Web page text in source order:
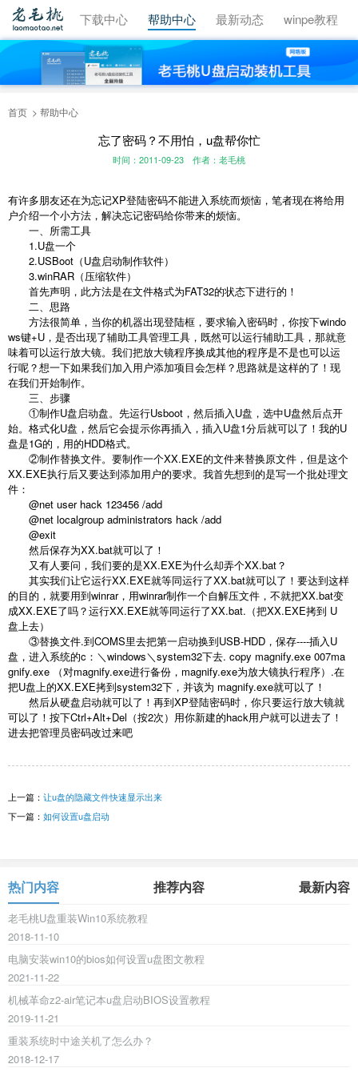
视频教程 下载中心 帮助中心 最新动态 winpe教程
首页 帮助中心
忘了密码？不用怕，u盘帮你忙
时间：2011-09-23 作者：老毛桃
有许多朋友还在为忘记XP登陆密码不能进入系统而烦恼，笔者现在将给用
户介绍一个小方法，解决忘记密码给你带来的烦恼。
一、所需工具
1.U盘一个
2.USBoot（U盘启动制作软件）
3.winRAR（压缩软件）
首先声明，此方法是在文件格式为FAT32的状态下进行的！
二、思路
方法很简单，当你的机器出现登陆框，要求输入密码时，你按下windo
ws键+U，是否出现了辅助工具管理工具，既然可以运行辅助工具 ，那就意
味着可以运行放大镜。我们把放大镜程序换成其他的程序是不是也可以运
行呢？想一下如果我们加入用户添加项目会怎样？思路就是这样的了！现
在我们开始制作。
三、步骤
①制作U盘启动盘。先运行Usboot，然后插入U盘，选中U盘然后点开
始。格式化U盘，然后它会提示你再插入，插入U盘1分后就可以了！我的U
盘是1G的，用的HDD格式。
②制作替换文件。要制作一个XX.EXE的文件来替换原文件，但是这个
XX.EXE执行后又要达到添加用户的要求。我首先想到的是写一个批处理文
件：
@net user hack 123456 /add
@net localgroup administrators hack /add
@exit
然后保存为XX.bat就可以了！
又有人要问，我们要的是XX.EXE为什么却弄个XX.bat？
其实我们让它运行XX.EXE就等同运行了XX.bat就可以了！要达到这样
的目的，就要用到winrar，用winrar制作一个自解压文件，不就把XX.bat变
成XX.EXE了吗？运行XX.EXE就等同运行了XX.bat.（把XX.EXE拷到 U
盘上去）
③替换文件.到COMS里去把第一启动换到USB-HDD，保存----插入U
盘，进入系统的c：＼windows＼system32下去. copy magnify.exe 007ma
gnify.exe （对magnify.exe进行备份，magnify.exe为放大镜执行程序）.在
把U盘上的XX.EXE拷到system32下，并该为 magnify.exe就可以了！
然后从硬盘启动就可以了！再到XP登陆密码时，你只要运行放大镜就
可以了！按下Ctrl+Alt+Del（按2次）用你新建的hack用户就可以进去了！
进去把管理员密码改过来吧
上一篇： 让u盘的隐藏文件快速显示出来
下一篇： 如何设置u盘启动
热门内容 推荐内容 最新内容
老毛桃U盘重装Win10系统教程
2018-11-10
电脑安装win10的bios如何设置u盘图文教程
2021-11-22
机械革命z2-air笔记本u盘启动BIOS设置教程
2019-11-21
重装系统时中途关机了怎么办？
2018-12-17